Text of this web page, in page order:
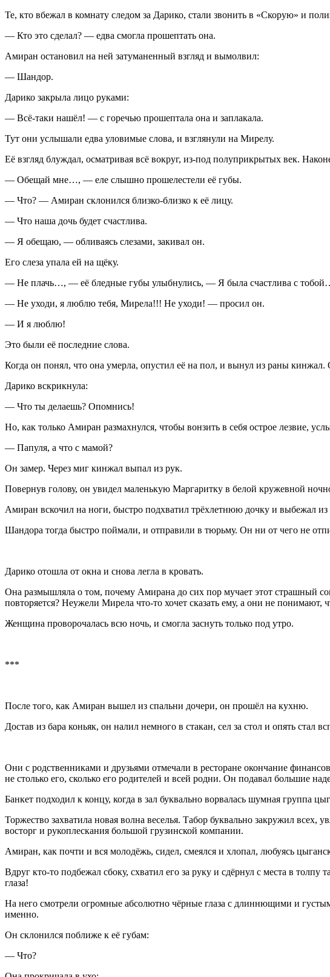
Те, кто вбежал в комнату следом за Дарико, стали звонить в «Скорую» и
— Кто это сделал? — едва смогла прошептать она.
Амиран остановил на ней затуманенный взгляд и вымолвил:
— Шандор.
Дарико закрыла лицо руками:
— Всё-таки нашёл! — с горечью прошептала она и заплакала.
Тут они услышали едва уловимые слова, и взглянули на Мирелу.
Её взгляд блуждал, осматривая всё вокруг, из-под полуприкрытых век.
— Обещай мне…, — еле слышно прошелестели её губы.
— Что? — Амиран склонился близко-близко к её лицу.
— Что наша дочь будет счастлива.
— Я обещаю, — обливаясь слезами, закивал он.
Его слеза упала ей на щёку.
— Не плачь…, — её бледные губы улыбнулись, — Я была счастлива с
— Не уходи, я люблю тебя, Мирела!!! Не уходи! — просил он.
— И я люблю!
Это были её последние слова.
Когда он понял, что она умерла, опустил её на пол, и вынул из раны
Дарико вскрикнула:
— Что ты делаешь? Опомнись!
Но, как только Амиран размахнулся, чтобы вонзить в себя острое лезвие,
— Папуля, а что с мамой?
Он замер. Через миг кинжал выпал из рук.
Повернув голову, он увидел маленькую Маргаритку в белой кружевной
Амиран вскочил на ноги, быстро подхватил трёхлетнюю дочку и выбежал
Шандора тогда быстро поймали, и отправили в тюрьму. Он ни от чего не
Дарико отошла от окна и снова легла в кровать.
Она размышляла о том, почему Амирана до сих пор мучает этот страшный
повторяется? Неужели Мирела что-то хочет сказать ему, а они не понимают,
Женщина проворочалась всю ночь, и смогла заснуть только под утро.
***
После того, как Амиран вышел из спальни дочери, он прошёл на кухню.
Достав из бара коньяк, он налил немного в стакан, сел за стол и опять стал
Они с родственниками и друзьями отмечали в ресторане окончание
не столько его, сколько его родителей и всей родни. Он подавал большие
Банкет подходил к концу, когда в зал буквально ворвалась шумная группа
Торжество захватила новая волна веселья. Табор буквально закружил
восторг и рукоплескания большой грузинской компании.
Амиран, как почти и вся молодёжь, сидел, смеялся и хлопал, любуясь
Вдруг кто-то подбежал сбоку, схватил его за руку и сдёрнул с места в
глаза!
На него смотрели огромные абсолютно чёрные глаза с длиннющими и
именно.
Он склонился поближе к её губам:
— Что?